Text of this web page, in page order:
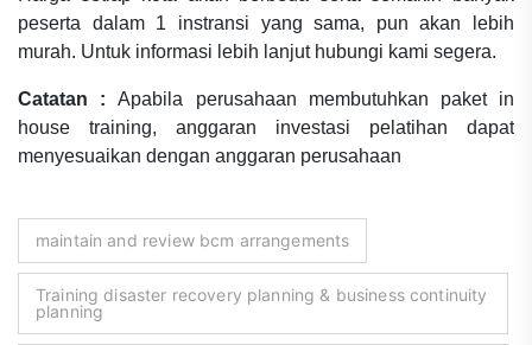
peserta dalam 1 instransi yang sama, pun akan lebih
murah. Untuk informasi lebih lanjut hubungi kami segera.
Catatan : Apabila perusahaan membutuhkan paket in
house training, anggaran investasi pelatihan dapat
menyesuaikan dengan anggaran perusahaan
maintain and review bcm arrangements
Training disaster recovery planning & business continuity
planning